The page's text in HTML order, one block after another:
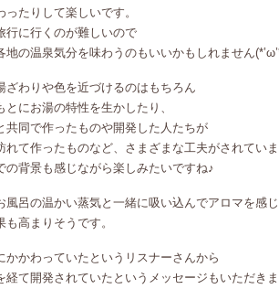
たりして楽しいです。
行に行くのが難しいので
地の温泉気分を味わうのもいいかもしれません
ざわりや色を近づけるのはもちろん
とにお湯の特性を生かしたり、
共同で作ったものや開発した人たちが
れて作ったものなど、さまざまな工夫がされてい
の背景も感じながら楽しみたいですね♪
風呂の温かい蒸気と一緒に吸い込んでアロマを感
も高まりそうです。
かかわっていたというリスナーさんから
経て開発されていたというメッセージもいただき